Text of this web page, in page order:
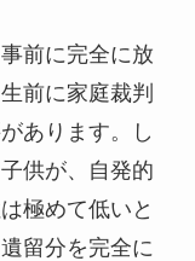
前に完全に放
前に家庭裁判
あります。し
供が、自発的
極めて低いと
留分を完全に